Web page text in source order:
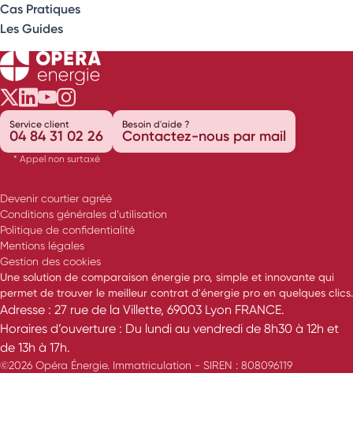
Cas Pratiques
Les Guides
Opéra Énergie sur Twitter
Opéra Énergie sur LinkedIn
Opéra Énergie sur Youtube
Opéra Énergie sur Instagram
Service client
04 84 31 02 26
* Appel non surtaxé
Besoin d'aide ?
Contactez-nous par mail
Devenir courtier agréé
Conditions générales d’utilisation
Politique de confidentialité
Mentions légales
Gestion des cookies
Une solution de comparaison énergie pro, simple et innovante qui
permet de trouver le meilleur contrat d'énergie pro en quelques clics.
Adresse : 27 rue de la Villette, 69003 Lyon FRANCE.
Horaires d’ouverture : Du lundi au vendredi de 8h30 à 12h et
de 13h à 17h.
©2026 Opéra Énergie. Immatriculation - SIREN : 808096119